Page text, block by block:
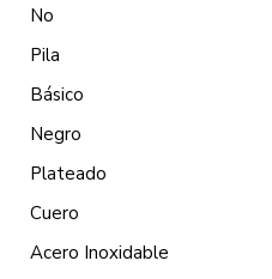
No
Pila
Básico
Negro
Plateado
Cuero
Acero Inoxidable